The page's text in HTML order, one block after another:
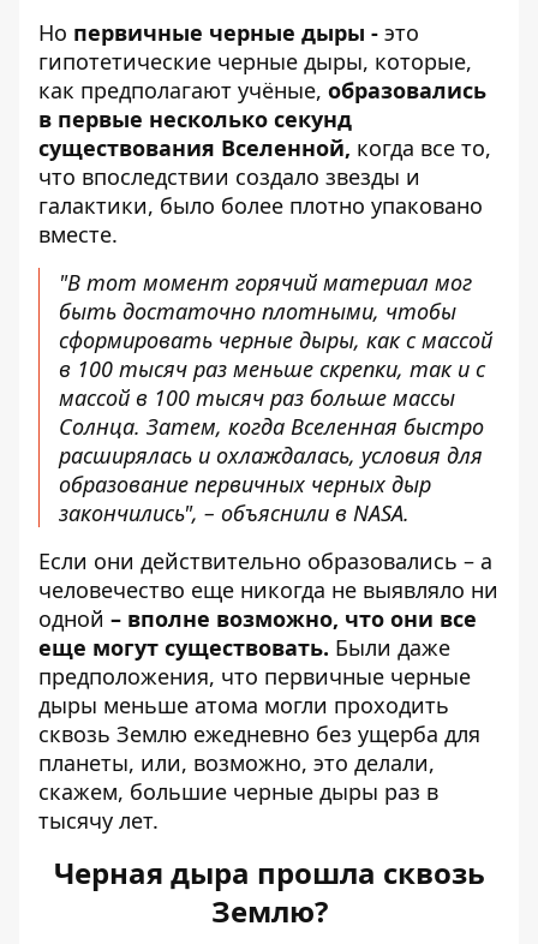
Но первичные черные дыры - это
гипотетические черные дыры, которые,
как предполагают учёные, образовались
в первые несколько секунд
существования Вселенной, когда все то,
что впоследствии создало звезды и
галактики, было более плотно упаковано
вместе.
"В тот момент горячий материал мог
быть достаточно плотными, чтобы
сформировать черные дыры, как с массой
в 100 тысяч раз меньше скрепки, так и с
массой в 100 тысяч раз больше массы
Солнца. Затем, когда Вселенная быстро
расширялась и охлаждалась, условия для
образование первичных черных дыр
закончились", – объяснили в NASA.
Если они действительно образовались – а
человечество еще никогда не выявляло ни
одной – вполне возможно, что они все
еще могут существовать. Были даже
предположения, что первичные черные
дыры меньше атома могли проходить
сквозь Землю ежедневно без ущерба для
планеты, или, возможно, это делали,
скажем, большие черные дыры раз в
тысячу лет.
Черная дыра прошла сквозь
Землю?